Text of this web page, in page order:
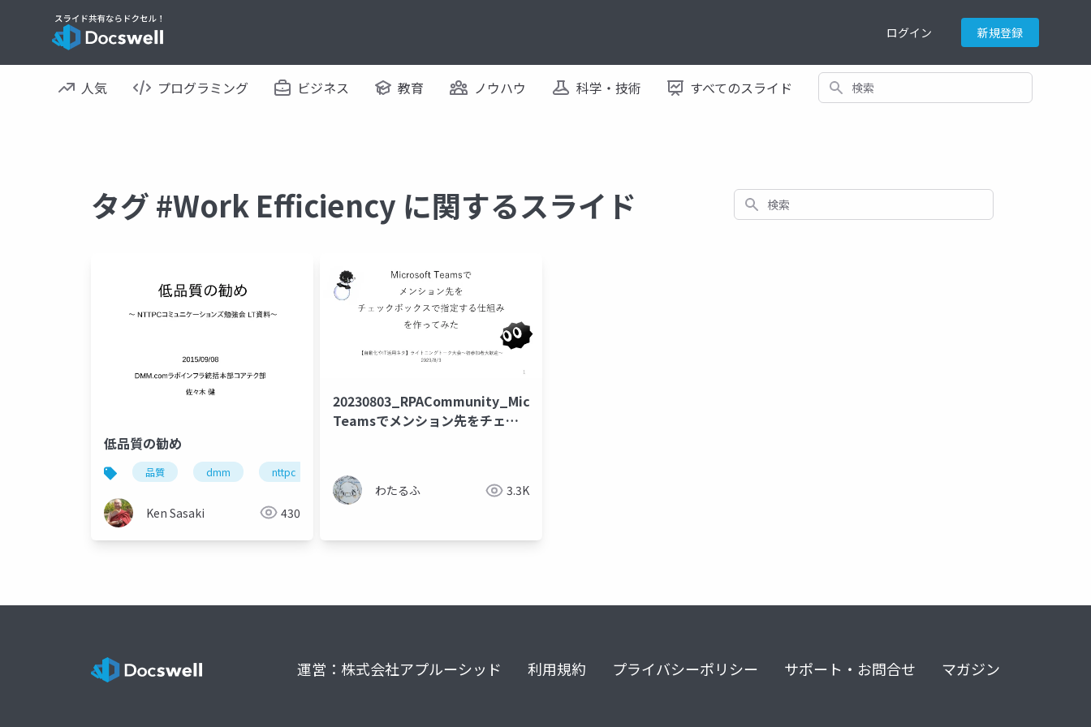
ログイン 新規登録
人気 プログラミング ビジネス 教育 ノウハウ 科学・技術 すべてのスライド 検索
タグ #Work Efficiency に関するスライド 検索
低品質の勧め
品質 dmm nttpc
Ken Sasaki 430
20230803_RPACommunity_Microsoft
Teamsでメンション先をチェッ
わたるふ 3.3K
運営：株式会社アプルーシッド 利用規約 プライバシーポリシー サポート・お問合せ マガジン